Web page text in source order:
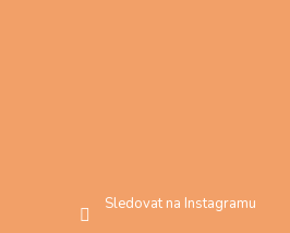
Sledovat na Instagramu